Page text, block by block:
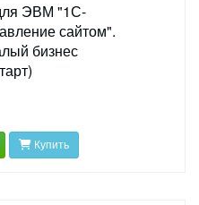
ЭВМ "1С-
сайтом".
бизнес
Купить